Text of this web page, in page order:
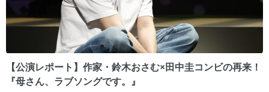
【公演レポート】作家・鈴木おさむ×田中圭コンビの再来！
『母さん、ラブソングです。』